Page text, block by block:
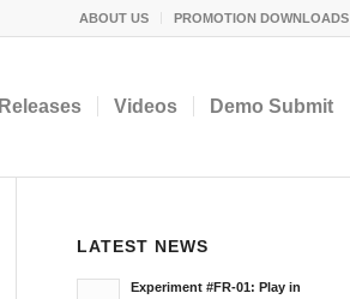
ABOUT US PROMOTION DOWNLOADS
Releases Videos Demo Submit
LATEST NEWS
Experiment #FR-01: Play in